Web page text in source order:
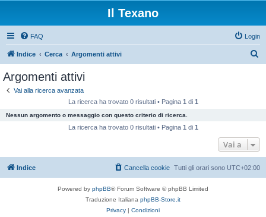
Il Texano
FAQ Login
Indice Cerca Argomenti attivi
Argomenti attivi
Vai alla ricerca avanzata
La ricerca ha trovato 0 risultati • Pagina 1 di 1
Nessun argomento o messaggio con questo criterio di ricerca.
La ricerca ha trovato 0 risultati • Pagina 1 di 1
Vai a
Indice Tutti gli orari sono UTC+02:00
Cancella cookie
Powered by phpBB® Forum Software © phpBB Limited
Traduzione Italiana phpBB-Store.it
Privacy | Condizioni